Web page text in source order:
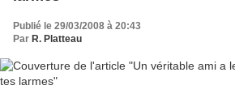
Publié le 29/03/2008 à 20:43
Par R. Platteau